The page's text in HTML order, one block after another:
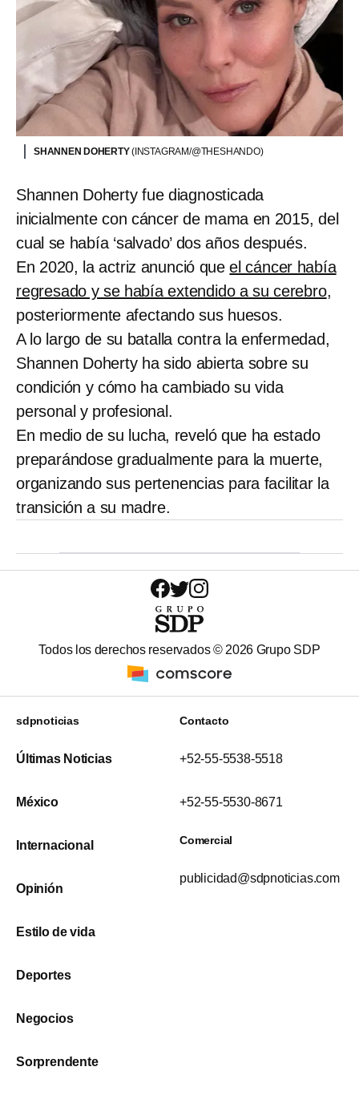
SHANNEN DOHERTY(INSTAGRAM/@THESHANDO)
Shannen Doherty fue diagnosticada
inicialmente con cáncer de mama en 2015, del
cual se había ‘salvado’ dos años después.
En 2020, la actriz anunció queel cáncer había
regresado y se había extendido a su cerebro,
posteriormente afectando sus huesos.
A lo largo de su batalla contra la enfermedad,
Shannen Doherty ha sido abierta sobre su
condición y cómo ha cambiado su vida
personal y profesional.
En medio de su lucha, reveló que ha estado
preparándose gradualmente para la muerte,
organizando sus pertenencias para facilitar la
transición a su madre.
Todos los derechos reservados © 2026 Grupo SDP
sdpnoticias
Últimas Noticias
México
Internacional
Opinión
Estilo de vida
Deportes
Negocios
Sorprendente
Contacto
+52-55-5538-5518
+52-55-5530-8671
Comercial
publicidad@sdpnoticias.com